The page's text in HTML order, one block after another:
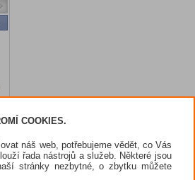
COOKIES.
náš web, potřebujeme vědět, co Vás
řada nástrojů a služeb. Některé jsou
stránky nezbytné, o zbytku můžete